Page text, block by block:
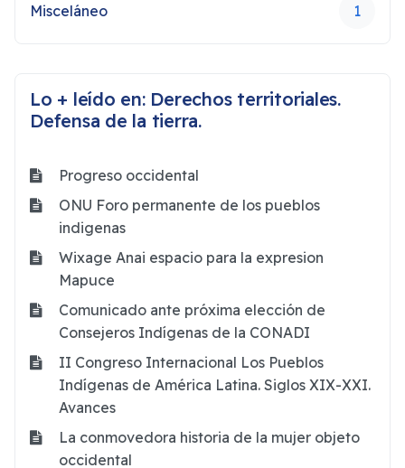
Misceláneo 1
Lo + leído en: Derechos territoriales.
Defensa de la tierra.
Progreso occidental
ONU Foro permanente de los pueblos
indigenas
Wixage Anai espacio para la expresion
Mapuce
Comunicado ante próxima elección de
Consejeros Indígenas de la CONADI
II Congreso Internacional Los Pueblos
Indígenas de América Latina. Siglos XIX-XXI.
Avances
La conmovedora historia de la mujer objeto
occidental